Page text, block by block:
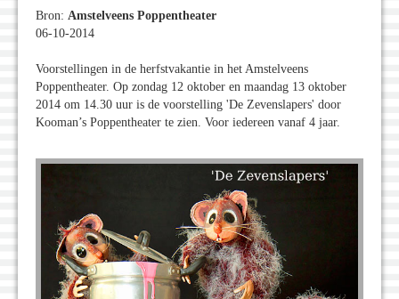
Bron: Amstelveens Poppentheater
06-10-2014
Voorstellingen in de herfstvakantie in het Amstelveens
Poppentheater. Op zondag 12 oktober en maandag 13 oktober
2014 om 14.30 uur is de voorstelling 'De Zevenslapers' door
Kooman’s Poppentheater te zien. Voor iedereen vanaf 4 jaar.